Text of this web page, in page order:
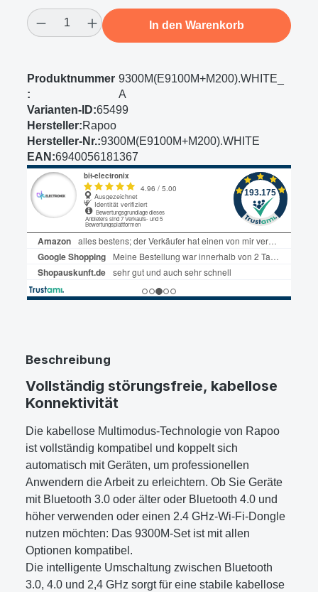
Produkt Anzahl: Gib den gewünschten
In den Warenkorb
Produktnummer
:
9300M(E9100M+M200).WHITE_
A
Varianten-ID:65499
Hersteller:Rapoo
Hersteller-Nr.:9300M(E9100M+M200).WHITE
EAN:6940056181367
Beschreibung
Vollständig störungsfreie, kabellose
Konnektivität
Die kabellose Multimodus-Technologie von Rapoo
ist vollständig kompatibel und koppelt sich
automatisch mit Geräten, um professionellen
Anwendern die Arbeit zu erleichtern. Ob Sie Geräte
mit Bluetooth 3.0 oder älter oder Bluetooth 4.0 und
höher verwenden oder einen 2.4 GHz-Wi-Fi-Dongle
nutzen möchten: Das 9300M-Set ist mit allen
Optionen kompatibel.
Die intelligente Umschaltung zwischen Bluetooth
3.0, 4.0 und 2,4 GHz sorgt für eine stabile kabellose